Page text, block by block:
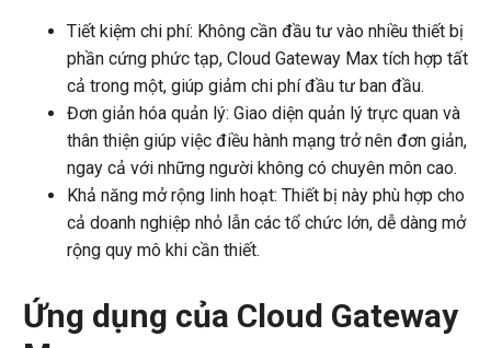
Tiết kiệm chi phí: Không cần đầu tư vào nhiều thiết bị
phần cứng phức tạp, Cloud Gateway Max tích hợp tất
cả trong một, giúp giảm chi phí đầu tư ban đầu.
Đơn giản hóa quản lý: Giao diện quản lý trực quan và
thân thiện giúp việc điều hành mạng trở nên đơn giản,
ngay cả với những người không có chuyên môn cao.
Khả năng mở rộng linh hoạt: Thiết bị này phù hợp cho
cả doanh nghiệp nhỏ lẫn các tổ chức lớn, dễ dàng mở
rộng quy mô khi cần thiết.
Ứng dụng của Cloud Gateway